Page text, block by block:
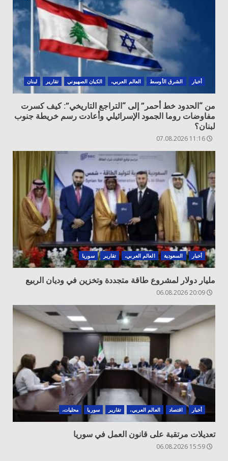
أخبار الشرق الأوسط العالم العربي، الكيان الصهيوني تقارير لبنان
من “الحدود خط أحمر” إلى “التراجع التاريخي”: كيف كسرت
مفاوضات روما الجمود الإسرائيلي وأعادت رسم خريطة جنوب
لبنان؟
أخبار السعودية العالم العربي، تقارير سوريا
مليار دولار لمشروع طاقة متجددة وتخزين في وديان الربيع
أخبار اقتصاد العالم العربي، تقارير سوريا محليات،
تعديلات مرتقبة على قانون العمل في سوريا